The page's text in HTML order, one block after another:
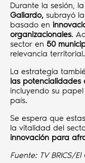
Durante la sesión,
Gallardo, subrayó
basado en
organizacionales.
sector en 50
relevancia territorial.
La estrategia
las potencialidades
incluyendo su
país.
Se espera que
la vitalidad del
innovación para
Fuente: TV BRICS/